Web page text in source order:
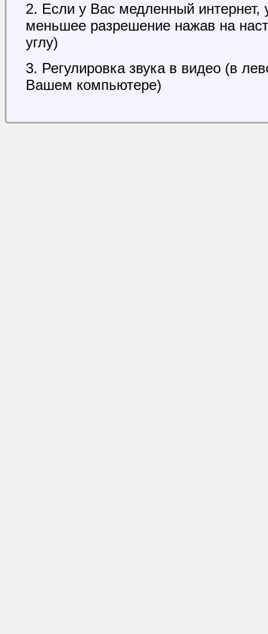
2. Если у Вас медленный интернет,
меньшее разрешение нажав на
углу)
3. Регулировка звука в видео (в
Вашем компьютере)